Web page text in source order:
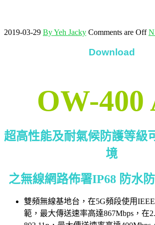
2019-03-29 By Yeh Jacky Comments are Off
Download
OW-400
超高性能及耐氣候防護等級
境
之無線網路佈署IP68 防水
雙頻無線基地台，在5G頻段使用IEEE
範，最大傳送速率高達867Mbps，在